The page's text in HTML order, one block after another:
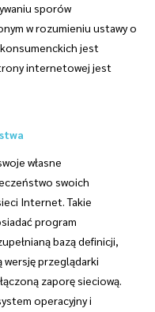
sporów
w rozumieniu ustawy o
jest
internetowej jest
własne
swoich
Internet. Takie
program
bazą definicji,
przeglądarki
zaporę sieciową.
operacyjny i